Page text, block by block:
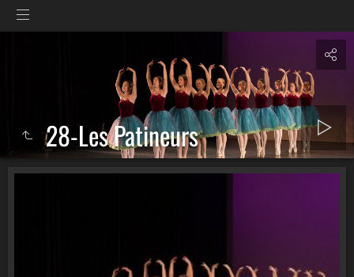
28-Les Patineurs